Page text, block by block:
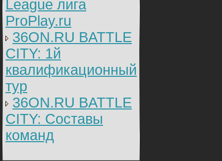
League лига
ProPlay.ru
36ON.RU BATTLE
CITY: 1й
квалификационный
тур
36ON.RU BATTLE
CITY: Составы
команд